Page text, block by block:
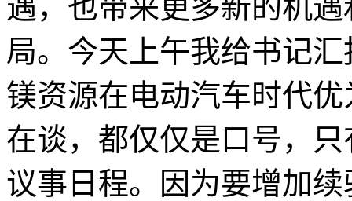
遇，也带来更多新的机
局。今天上午我给书记
镁资源在电动汽车时代
在谈，都仅仅是口号，
议事日程。因为要增加